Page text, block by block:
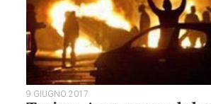
9 GIUGNO 2017